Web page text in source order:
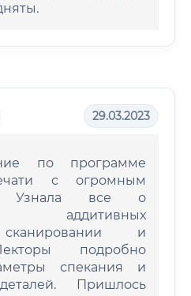
29.03.2023
по программе
с огромным
Узнала все о
аддитивных
сканировании и
подробно
спекания и
Пришлось